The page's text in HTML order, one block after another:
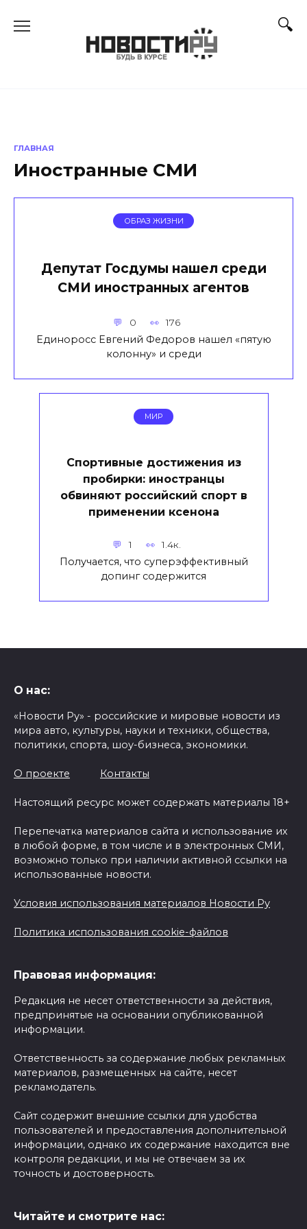
ГЛАВНАЯ
Иностранные СМИ
ОБРАЗ ЖИЗНИ
Депутат Госдумы нашел среди
СМИ иностранных агентов
0 176
Единоросс Евгений Федоров нашел «пятую
колонну» и среди
МИР
Спортивные достижения из
пробирки: иностранцы
обвиняют российский спорт в
применении ксенона
1 1.4к.
Получается, что суперэффективный
допинг содержится
О нас:
«Новости Ру» - российские и мировые новости из
мира авто, культуры, науки и техники, общества,
политики, спорта, шоу-бизнеса, экономики.
О проекте Контакты
Настоящий ресурс может содержать материалы 18+
Перепечатка материалов сайта и использование их
в любой форме, в том числе и в электронных СМИ,
возможно только при наличии активной ссылки на
использованные новости.
Условия использования материалов Новости Ру
Политика использования cookie-файлов
Правовая информация:
Редакция не несет ответственности за действия,
предпринятые на основании опубликованной
информации.
Ответственность за содержание любых рекламных
материалов, размещенных на сайте, несет
рекламодатель.
Сайт содержит внешние ссылки для удобства
пользователей и предоставления дополнительной
информации, однако их содержание находится вне
контроля редакции, и мы не отвечаем за их
точность и достоверность.
Читайте и смотрите нас: